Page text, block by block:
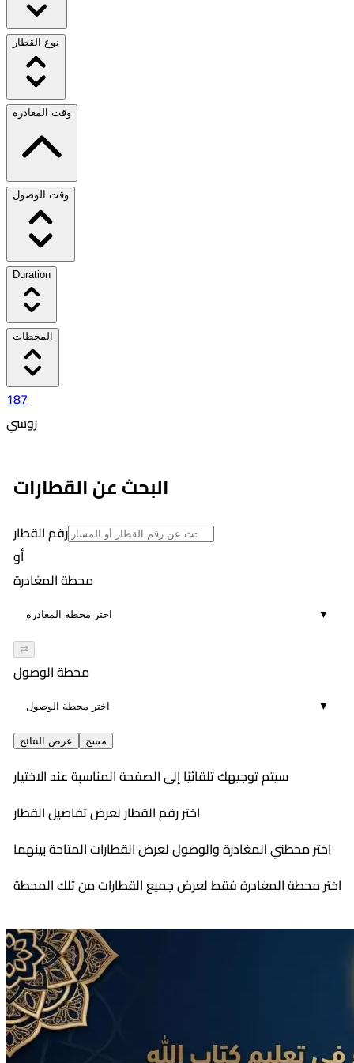
نوع القطار
وقت المغادرة
وقت الوصول
Duration
المحطات
187
روسي
03:10
البحث عن القطارات
رقم القطار
أو
محطة المغادرة
▼
⇄
محطة الوصول
▼
عرض النتائج مسح
سيتم توجيهك تلقائيًا إلى الصفحة المناسبة عند الاختيار
اختر رقم القطار لعرض تفاصيل القطار
اختر محطتي المغادرة والوصول لعرض القطارات المتاحة بينهما
اختر محطة المغادرة فقط لعرض جميع القطارات من تلك المحطة